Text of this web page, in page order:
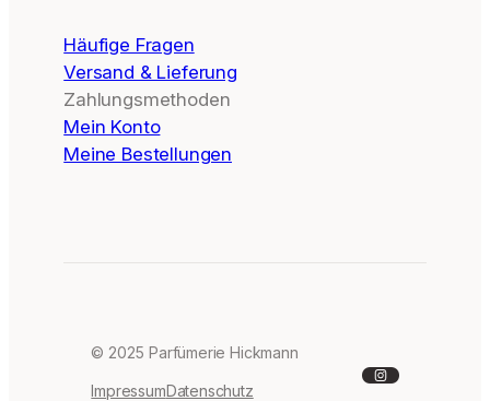
Häufige Fragen
Versand & Lieferung
Zahlungsmethoden
Mein Konto
Meine Bestellungen
© 2025 Parfümerie Hickmann
ImpressumDatenschutz
Instagram